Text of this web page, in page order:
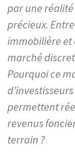
par une
précieux.
immobilière et
marché
Pourquoi ce
permettent
revenus
terrain ?